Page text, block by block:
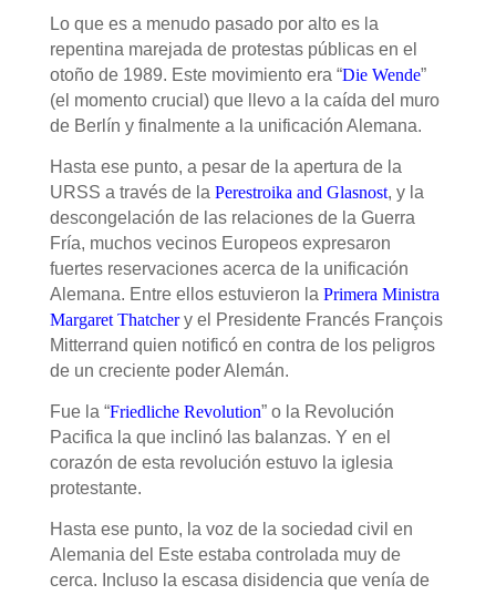
Lo que es a menudo pasado por alto es la
repentina marejada de protestas públicas en el
otoño de 1989. Este movimiento era “Die Wende”
(el momento crucial) que llevo a la caída del muro
de Berlín y finalmente a la unificación Alemana.
Hasta ese punto, a pesar de la apertura de la
URSS a través de la Perestroika and Glasnost, y la
descongelación de las relaciones de la Guerra
Fría, muchos vecinos Europeos expresaron
fuertes reservaciones acerca de la unificación
Alemana. Entre ellos estuvieron la Primera Ministra
Margaret Thatchery el Presidente Francés François
Mitterrand quien notificóen contra de los peligros
de un creciente poder Alemán.
Fue la “Friedliche Revolution” o la Revolución
Pacifica la que inclinólas balanzas. Y en el
corazón de esta revolución estuvo la iglesia
protestante.
Hasta ese punto, la voz de la sociedad civil en
Alemania del Este estaba controlada muy de
cerca. Incluso la escasa disidencia que venía de